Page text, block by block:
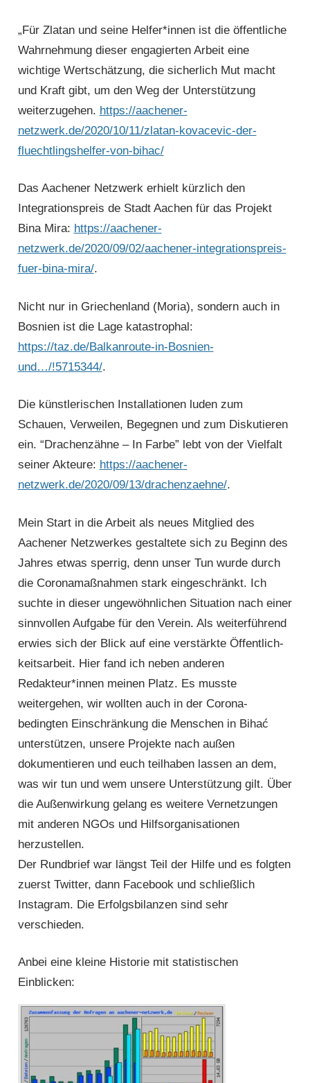
„Für Zlatan und seine Helfer*innen ist die öffentliche
Wahrnehmung dieser engagierten Arbeit eine
wichtige Wertschätzung, die sicherlich Mut macht
und Kraft gibt, um den Weg der Unterstützung
weiterzugehen. https://aachener-
netzwerk.de/2020/10/11/zlatan-kovacevic-der-
fluechtlingshelfer-von-bihac/
Das Aachener Netzwerk erhielt kürzlich den
Integrationspreis de Stadt Aachen für das Projekt
Bina Mira: https://aachener-
netzwerk.de/2020/09/02/aachener-integrationspreis-
fuer-bina-mira/.
Nicht nur in Griechenland (Moria), sondern auch in
Bosnien ist die Lage katastrophal:
https://taz.de/Balkanroute-in-Bosnien-
und…/!5715344/.
Die künstlerischen Installationen luden zum
Schauen, Verweilen, Begegnen und zum Diskutieren
ein. “Drachenzähne – In Farbe” lebt von der Vielfalt
seiner Akteure: https://aachener-
netzwerk.de/2020/09/13/drachenzaehne/.
Mein Start in die Arbeit als neues Mitglied des
Aachener Netzwerkes gestaltete sich zu Beginn des
Jahres etwas sperrig, denn unser Tun wurde durch
die Coronamaßnahmen stark eingeschränkt. Ich
suchte in dieser unge­wöhn­lichen Situation nach einer
sinnvollen Aufgabe für den Verein. Als weiterführend
erwies sich der Blick auf eine verstärkte Öffentlich­
keitsarbeit. Hier fand ich neben anderen
Redakteur*innen meinen Platz. Es musste
weitergehen, wir wollten auch in der Corona-
bedingten Einschränkung die Menschen in Bihać
unterstützen, unsere Projekte nach außen
dokumentieren und euch teilhaben lassen an dem,
was wir tun und wem unsere Unterstützung gilt. Über
die Außenwirkung gelang es weitere Vernetzungen
mit anderen NGOs und Hilfsorganisationen
herzustellen.
Der Rundbrief war längst Teil der Hilfe und es folgten
zuerst Twitter, dann Facebook und schließlich
Instagram. Die Erfolgsbilanzen sind sehr
verschieden.
Anbei eine kleine Historie mit statistischen
Einblicken: